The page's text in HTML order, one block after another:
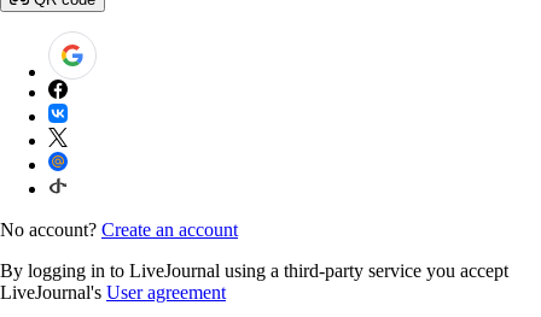
No account? Create an account
By logging in to LiveJournal using a third-party service you accept
LiveJournal's User agreement